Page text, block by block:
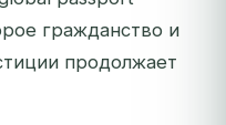
гражданство и
продолжает